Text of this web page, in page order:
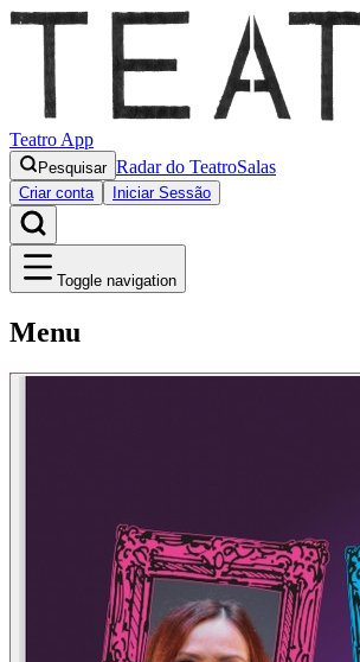
Teatro App
Pesquisar Radar do TeatroSalas
Criar conta Iniciar Sessão
Toggle navigation
Menu